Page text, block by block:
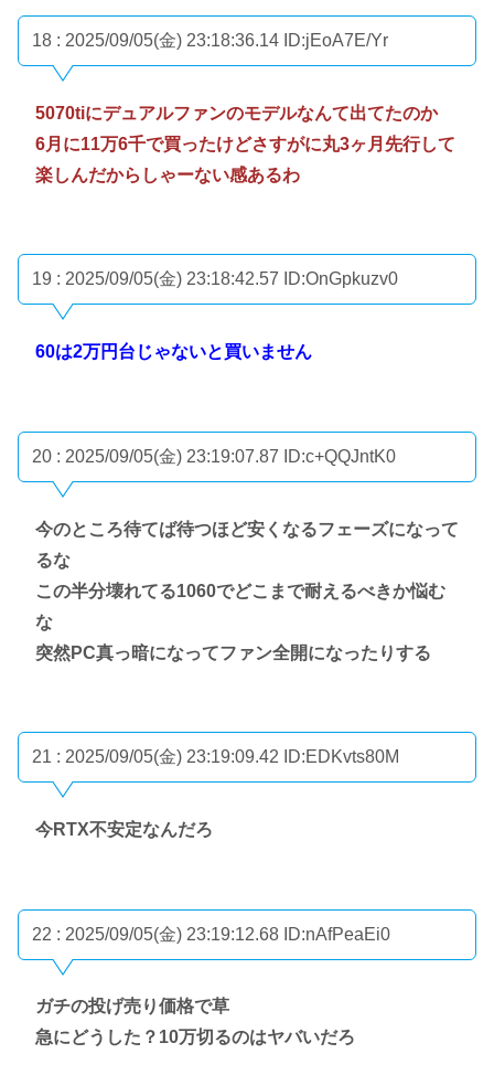
18 : 2025/09/05(金) 23:18:36.14 ID:jEoA7E/Yr
5070tiにデュアルファンのモデルなんて出てたのか
6月に11万6千で買ったけどさすがに丸3ヶ月先行して
楽しんだからしゃーない感あるわ
19 : 2025/09/05(金) 23:18:42.57 ID:OnGpkuzv0
60は2万円台じゃないと買いません
20 : 2025/09/05(金) 23:19:07.87 ID:c+QQJntK0
今のところ待てば待つほど安くなるフェーズになって
るな
この半分壊れてる1060でどこまで耐えるべきか悩む
な
突然PC真っ暗になってファン全開になったりする
21 : 2025/09/05(金) 23:19:09.42 ID:EDKvts80M
今RTX不安定なんだろ
22 : 2025/09/05(金) 23:19:12.68 ID:nAfPeaEi0
ガチの投げ売り価格で草
急にどうした？10万切るのはヤバいだろ